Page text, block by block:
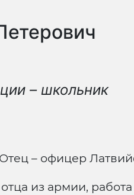
– школьник
– офицер
из армии,